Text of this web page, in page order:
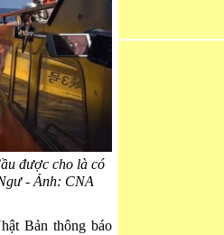
được cho là có
- Ảnh: CNA
Bản thông báo